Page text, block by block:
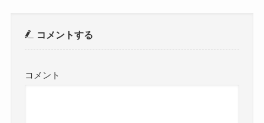
コメントする
コメント